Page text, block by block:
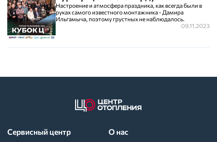
Настроение и атмосфера праздника, как всегда были в
руках самого известного монтажника - Дамира
Ильгамыча, поэтому грустных не наблюдалось.
09.11.2023
Сервисный центр О нас